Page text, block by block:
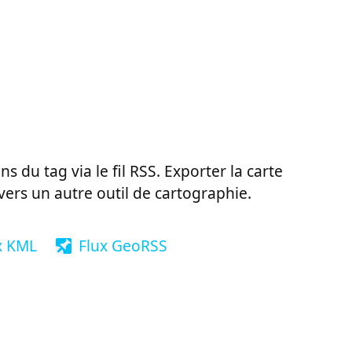
du tag via le fil RSS. Exporter la carte
un autre outil de cartographie.
KML Flux GeoRSS